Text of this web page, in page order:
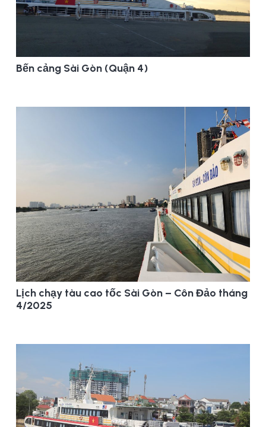
Bến cảng Sài Gòn (Quận 4)
Lịch chạy tàu cao tốc Sài Gòn – Côn Đảo tháng
4/2025